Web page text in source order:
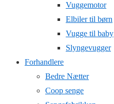
Vuggemotor
Elbiler til børn
Vugge til baby
Slyngevugger
Forhandlere
Bedre Nætter
Coop senge